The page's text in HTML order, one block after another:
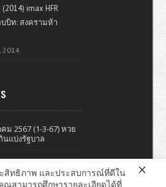
(2014) imax HFR
บบิท: สงครามห้า
2014
ม 2567 (1-3-67) หวย
นแบ่งรัฐบาล
รงบันดาลใจ ไอที รีวิววิจารณ์หนังมั่วๆ
สิทธิภาพ และประสบการณ์ที่ดีใน
สามารถศึกษารายละเอียดได้ที่